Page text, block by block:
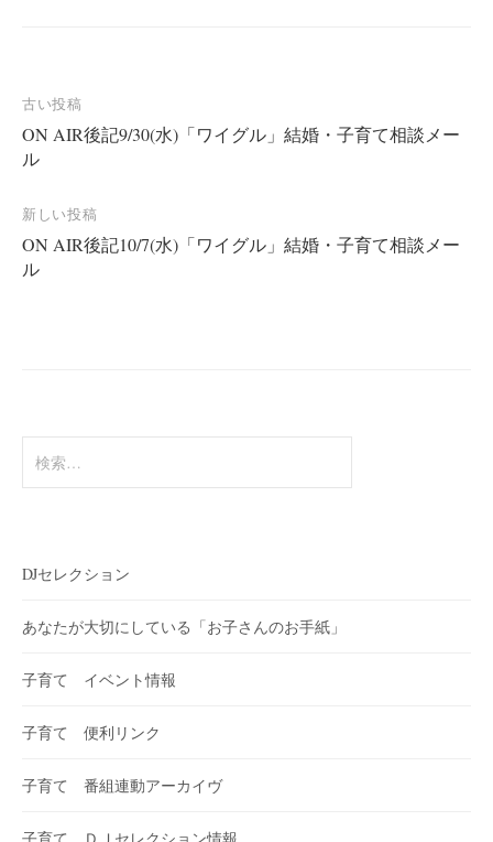
投
稿
ナ
ビ
ゲ
ー
古い投稿
ON AIR後記9/30(水)「ワイグル」結婚・子育て相談メー
ル
新しい投稿
ON AIR後記10/7(水)「ワイグル」結婚・子育て相談メー
ル
索:
DJセレクション
あなたが大切にしている「お子さんのお手紙」
子育て イベント情報
子育て 便利リンク
子育て 番組連動アーカイヴ